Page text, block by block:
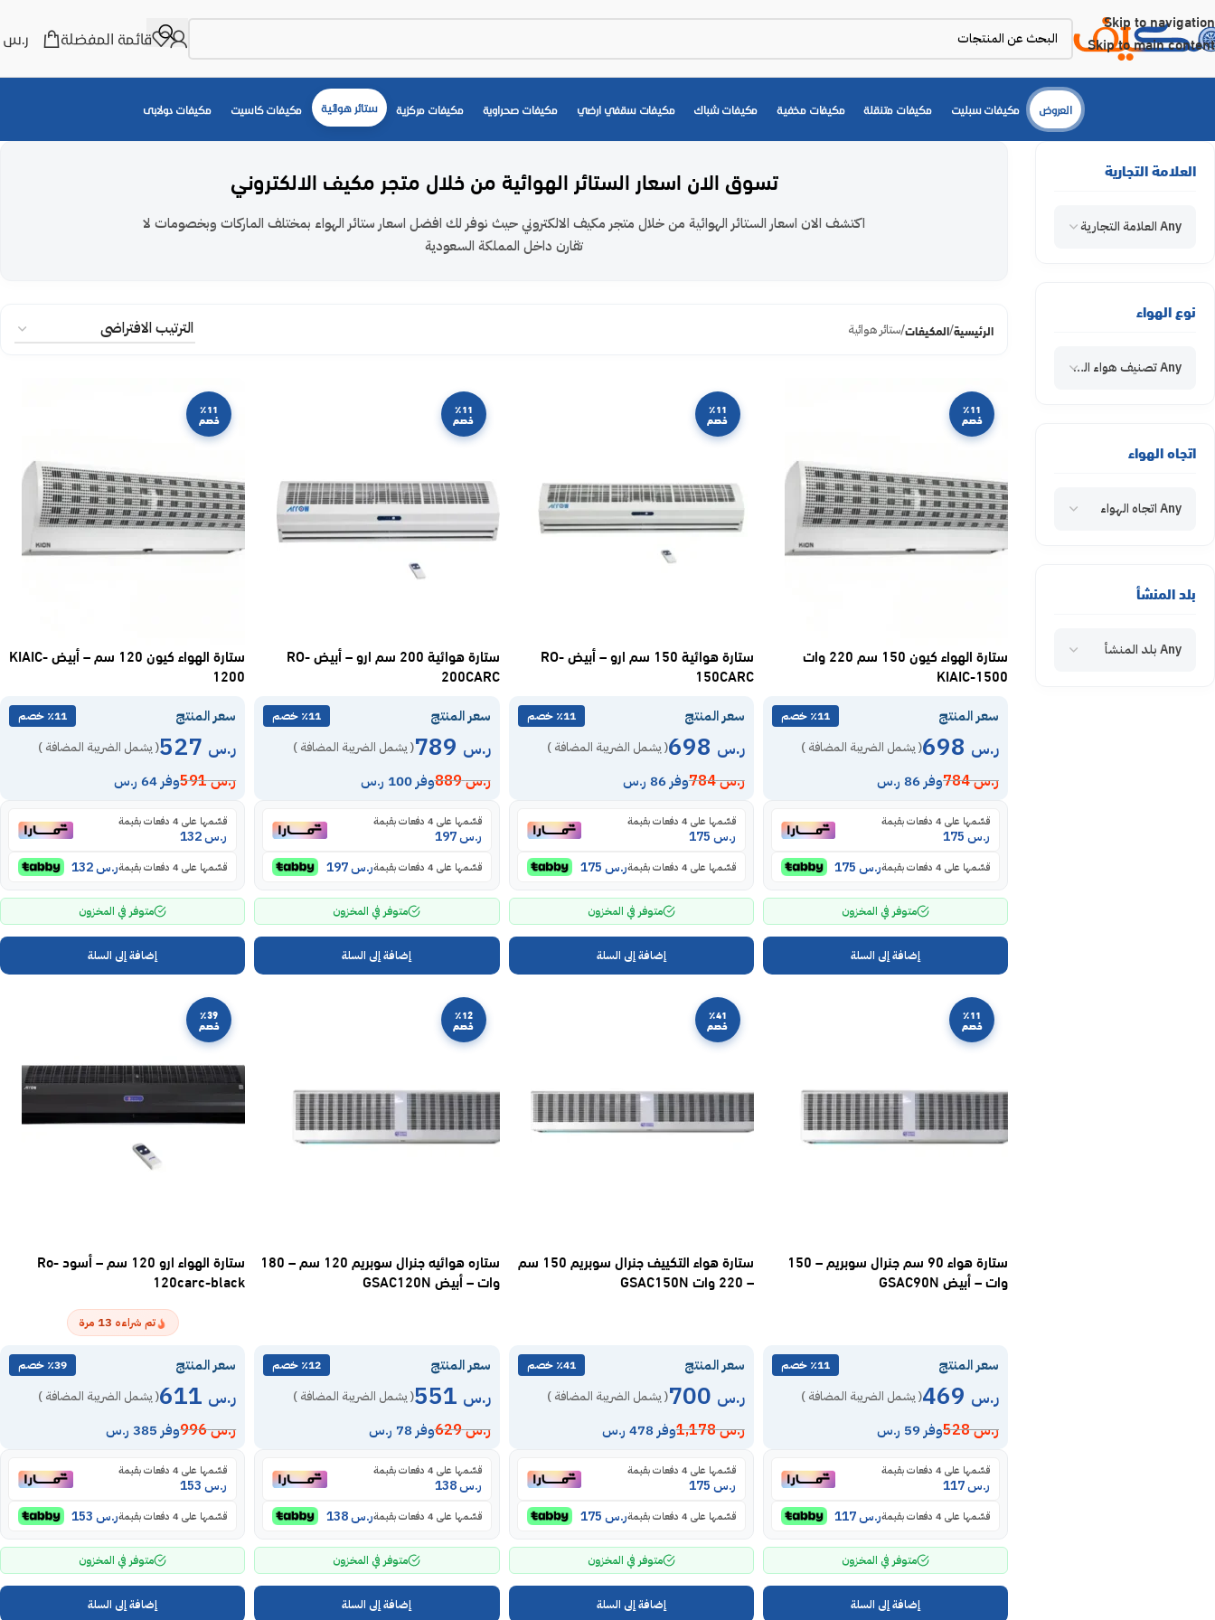
Skip to navigation
Skip to main content
قائمة المفضلة ر.س
العروض مكيفات سبليت مكيفات متنقلة مكيفات مخفية مكيفات شباك مكيفات سقفي ارضي مكيفات صحراوية مكيفات مركزية ستائر هوائية مكيفات كاسيت مكيفات دولابى
العلامة التجارية
Any العلامة التجارية
نوع الهواء
Any تصنيف هواء المكيف
اتجاه الهواء
Any اتجاه الهواء
بلد المنشأ
Any بلد المنشأ
تسوق الان اسعار الستائر الهوائية من خلال متجر مكيف الالكتروني
اكتشف الان اسعار الستائر الهوائية من خلال متجر مكيف الالكتروني حيث نوفر لك افضل اسعار ستائر الهواء بمختلف الماركات وبخصومات لا
تقارن داخل المملكة السعودية
الرئيسية المكيفات ستائر هوائية
٪11
خصم
ستارة الهواء كيون 150 سم 220 وات
KIAIC-1500
سعر المنتج ٪11 خصم
ر.س ( يشمل الضريبة المضافة )
ر.س784 وفر 86 ر.س
قسّمها على 4 دفعات بقيمة
ر.س
قسّمها على 4 دفعات بقيمة ر.س
متوفر في المخزون
إضافة إلى السلة
٪11
خصم
ستارة هوائية 150 سم ارو – أبيض RO-
150CARC
سعر المنتج ٪11 خصم
ر.س ( يشمل الضريبة المضافة )
ر.س784 وفر 86 ر.س
قسّمها على 4 دفعات بقيمة
ر.س
قسّمها على 4 دفعات بقيمة ر.س
متوفر في المخزون
إضافة إلى السلة
٪11
خصم
ستارة هوائية 200 سم ارو – أبيض RO-
200CARC
سعر المنتج ٪11 خصم
ر.س ( يشمل الضريبة المضافة )
ر.س889 وفر 100 ر.س
قسّمها على 4 دفعات بقيمة
ر.س197
قسّمها على 4 دفعات بقيمة ر.س197
متوفر في المخزون
إضافة إلى السلة
٪11
خصم
ستارة الهواء كيون 120 سم – أبيض KIAIC-
1200
سعر المنتج ٪11 خصم
ر.س ( يشمل الضريبة المضافة )
ر.س591 وفر 64 ر.س
قسّمها على 4 دفعات بقيمة
ر.س132
قسّمها على 4 دفعات بقيمة ر.س132
متوفر في المخزون
إضافة إلى السلة
٪11
خصم
ستارة هواء 90 سم جنرال سوبريم – 150
وات – أبيض GSAC90N
سعر المنتج ٪11 خصم
ر.س ( يشمل الضريبة المضافة )
ر.س528 وفر 59 ر.س
قسّمها على 4 دفعات بقيمة
ر.س
قسّمها على 4 دفعات بقيمة ر.س
متوفر في المخزون
إضافة إلى السلة
٪41
خصم
ستارة هواء التكييف جنرال سوبريم 150 سم
– 220 وات GSAC150N
سعر المنتج ٪41 خصم
ر.س ( يشمل الضريبة المضافة )
ر.س1,178 وفر 478 ر.س
قسّمها على 4 دفعات بقيمة
ر.س
قسّمها على 4 دفعات بقيمة ر.س
متوفر في المخزون
إضافة إلى السلة
٪12
خصم
ستاره هوائيه جنرال سوبريم 120 سم – 180
وات – أبيض GSAC120N
سعر المنتج ٪12 خصم
ر.س ( يشمل الضريبة المضافة )
ر.س629 وفر 78 ر.س
قسّمها على 4 دفعات بقيمة
ر.س138
قسّمها على 4 دفعات بقيمة ر.س138
متوفر في المخزون
إضافة إلى السلة
٪39
خصم
ستارة الهواء ارو 120 سم – أسود Ro-
120carc-black
تم شراءه 13 مرة
سعر المنتج ٪39 خصم
ر.س ( يشمل الضريبة المضافة )
ر.س996 وفر 385 ر.س
قسّمها على 4 دفعات بقيمة
ر.س153
قسّمها على 4 دفعات بقيمة ر.س153
متوفر في المخزون
إضافة إلى السلة